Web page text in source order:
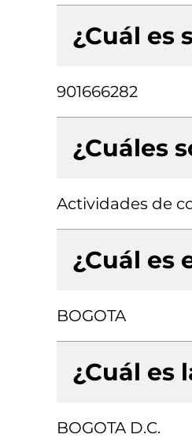
¿Cuál es
901666282
¿Cuáles
Actividades de
¿Cuál es
BOGOTA
¿Cuál es
BOGOTA D.C.